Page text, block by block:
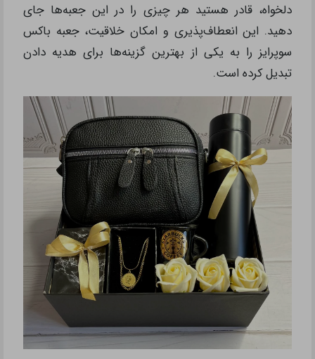
دلخواه، قادر هستید هر چیزی را در این جعبه‌ها جای
دهید. این انعطاف‌پذیری و امکان خلاقیت، جعبه باکس
سوپرایز را به یکی از بهترین گزینه‌ها برای هدیه دادن
تبدیل کرده است.